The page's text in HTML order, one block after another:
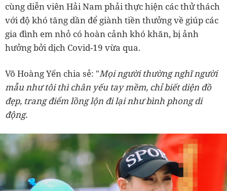
cùng diễn viên Hải Nam phải thực hiện các thử thách
với độ khó tăng dần để giành tiền thưởng về giúp các
gia đình em nhỏ có hoàn cảnh khó khăn, bị ảnh
hưởng bởi dịch Covid-19 vừa qua.
Võ Hoàng Yến chia sẻ: "Mọi người thường nghĩ người
mẫu như tôi thì chân yếu tay mềm, chỉ biết diện đồ
đẹp, trang điểm lồng lộn đi lại như bình phong di
động.